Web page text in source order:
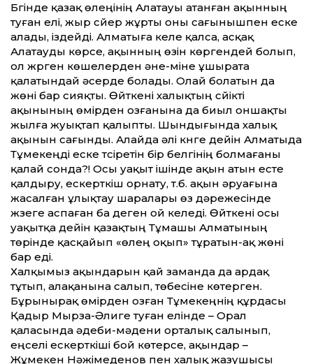
Бүгінде қазақ өлеңінің Алатауы атанған ақынның
туған елі, жыр сүйер жұрты оны сағынышпен еске
алады, іздейді. Алматыға келе қалса, асқақ
Алатауды көрсе, ақынның өзін көргендей болып,
ол жүрген көшелерден әне-міне ұшырата
қалатындай әсерде болады. Олай болатын да
жөні бар сияқты. Өйткені халықтың сүйікті
ақынының өмірден озғанына да биыл оншақты
жылға жуықтап қалыпты. Шындығында халық
ақынын сағынды. Алайда әлі күнге дейін Алматыда
Тұмекеңді еске түсіретін бір белгінің болмағаны
қалай сонда?! Осы уақыт ішінде ақын атын есте
қалдыру, ескерткіш орнату, т.б. ақын әруағына
жасалған ұлықтау шаралары өз дәрежесінде
жүзеге аспаған ба деген ой келеді. Өйткені осы
уақытқа дейін қазақтың Тұмашы Алматының
төрінде қасқайып «өлең оқып» тұратын-ақ жөні
бар еді.
Халқымыз ақындарын қай заманда да ардақ
тұтып, алақанына салып, төбесіне көтерген.
Бұрынырақ өмірден озған Тұмекеңнің құрдасы
Қадыр Мырза-Әлиге туған елінде – Орал
қаласында әдеби-мәдени орталық салынып,
еңселі ескерткіші бой көтерсе, ақындар –
Жұмекен Нәжімеденов пен халық жазушысы